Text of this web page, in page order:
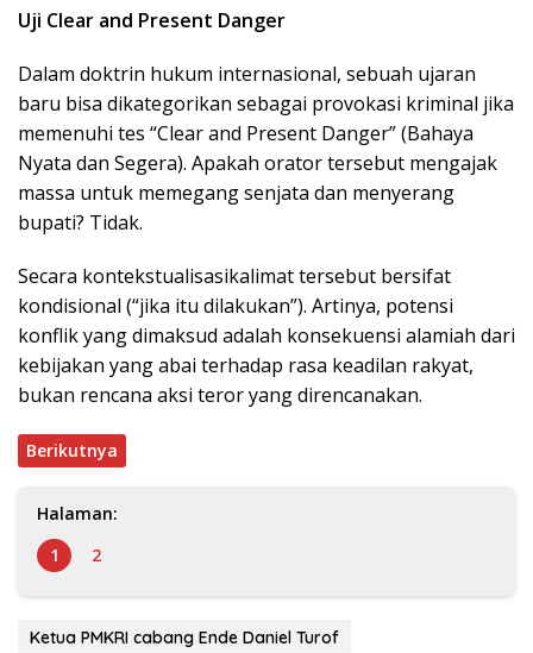
Uji Clear and Present Danger
Dalam doktrin hukum internasional, sebuah ujaran
baru bisa dikategorikan sebagai provokasi kriminal jika
memenuhi tes “Clear and Present Danger” (Bahaya
Nyata dan Segera). Apakah orator tersebut mengajak
massa untuk memegang senjata dan menyerang
bupati? Tidak.
Secara kontekstualisasikalimat tersebut bersifat
kondisional (“jika itu dilakukan”). Artinya, potensi
konflik yang dimaksud adalah konsekuensi alamiah dari
kebijakan yang abai terhadap rasa keadilan rakyat,
bukan rencana aksi teror yang direncanakan.
Berikutnya
Halaman:
1
2
Ketua PMKRI cabang Ende Daniel Turof